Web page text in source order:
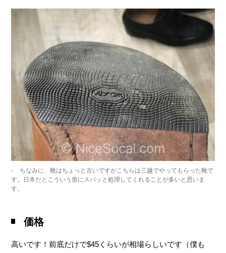
ちなみに、靴はちょっと古いですがこちらは三越でやってもらった靴で
す。日本だとこういう形にスパッと処理してくれることが多いと思いま
す。
価格
高いです！前底だけで$45くらいが相場らしいです（僕も